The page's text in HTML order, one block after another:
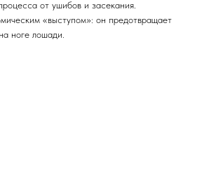
от ушибов и засекания.
«выступом»: он предотвращает
ноге лошади.